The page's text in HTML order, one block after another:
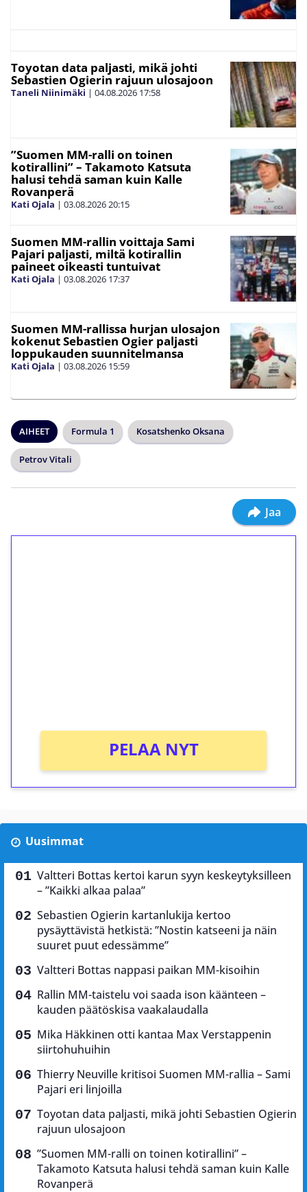
Toyotan data paljasti, mikä johti
Sebastien Ogierin rajuun ulosajoon
Taneli Niinimäki | 04.08.2026 17:58
”Suomen MM-ralli on toinen
kotirallini” – Takamoto Katsuta
halusi tehdä saman kuin Kalle
Rovanperä
Kati Ojala | 03.08.202620:15
Suomen MM-rallin voittaja Sami
Pajari paljasti, miltä kotirallin
paineet oikeasti tuntuivat
Kati Ojala | 03.08.2026 17:37
Suomen MM-rallissa hurjan ulosajon
kokenut Sebastien Ogier paljasti
loppukauden suunnitelmansa
Kati Ojala | 03.08.2026 15:59
AIHEET Formula 1 Kosatshenko Oksana
Petrov Vitali
Jaa
PELAA NYT
Uusimmat
Valtteri Bottas kertoi karun syyn keskeytyksilleen
– ”Kaikki alkaa palaa”
Sebastien Ogierin kartanlukija kertoo
pysäyttävistä hetkistä: ”Nostin katseeni ja näin
suuret puut edessämme”
Valtteri Bottas nappasi paikan MM-kisoihin
Rallin MM-taistelu voi saada ison käänteen –
kauden päätöskisa vaakalaudalla
Mika Häkkinen otti kantaa Max Verstappenin
siirtohuhuihin
Thierry Neuville kritisoi Suomen MM-rallia – Sami
Pajari eri linjoilla
Toyotan data paljasti, mikä johti Sebastien Ogierin
rajuun ulosajoon
”Suomen MM-ralli on toinen kotirallini” –
Takamoto Katsuta halusi tehdä saman kuin Kalle
Rovanperä